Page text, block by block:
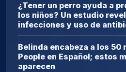
¿Tener un perro ayuda a
los niños? Un estudio
infecciones y uso de
Belinda encabeza a los 50
People en Español; estos
aparecen